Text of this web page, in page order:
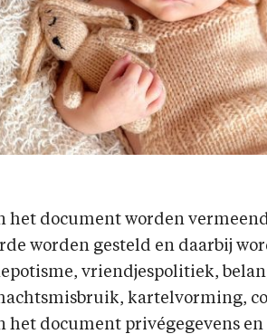
het document worden
worden gesteld en daarbij
vriendjespolitiek,
kartelvorming,
het document privégegevens